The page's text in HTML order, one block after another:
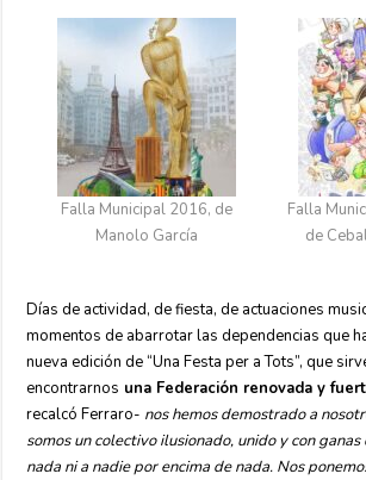
Falla Municipal 2016, de
Manolo García
Falla
de
Días de actividad, de fiesta, de actuaciones
momentos de abarrotar las dependencias que
nueva edición de “Una Festa per a Tots”, que
encontrarnos una Federación renovada y
recalcó Ferraro- nos hemos demostrado a
somos un colectivo ilusionado, unido y con
nada ni a nadie por encima de nada. Nos